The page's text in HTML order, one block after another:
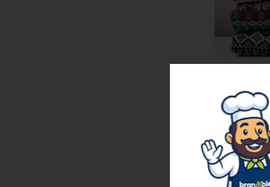
13.11.2025
von Brandible